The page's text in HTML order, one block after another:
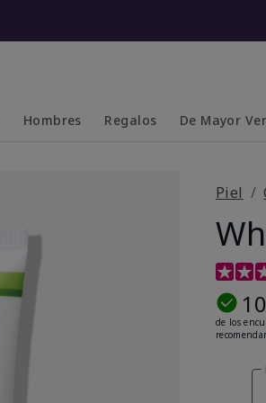
Hombres Regalos De Mayor
Piel
de los